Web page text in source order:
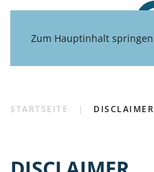
Zum Hauptinhalt springen
STARTSEITE DISCLAIMER